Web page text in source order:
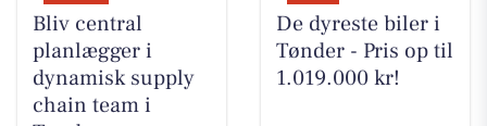
Bliv central
planlægger i
dynamisk supply
chain team i
De dyreste biler i
Tønder - Pris op til
1.019.000 kr!